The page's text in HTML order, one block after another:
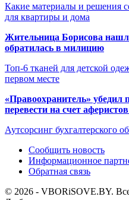
Какие материалы и решения
для квартиры и дома
Жительница Борисова
обратилась в милицию
Топ-6 тканей для детской
первом месте
«Правоохранитель» убедил
перевести на счет
Аутсорсинг бухгалтерского
Сообщить новость
Информационное
Обратная связь
© 2026 - VBORiSOVE.BY.